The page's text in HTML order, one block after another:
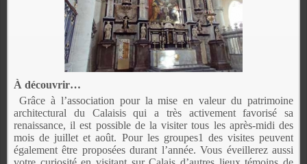
À découvrir…
Grâce à l’association pour la mise en valeur du patrimoine
architectural du Calaisis qui a très activement favorisé sa
renaissance, il est possible de la visiter tous les après-midi des
mois dejuillet et août. Pour les groupes1 des visites peuvent
également être proposées durant l’année.Vous éveillerez aussi